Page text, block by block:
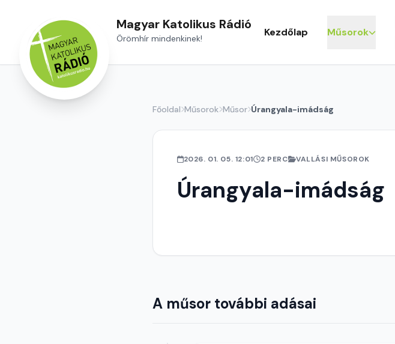
Magyar Katolikus Rádió
Örömhír mindenkinek! Kezdőlap Műsorok
Főoldal Műsorok Műsor Úrangyala-imádság
2026. 01. 05. 12:01 2 PERC VALLÁSI MŰSOROK
Úrangyala-imádság
A műsor további adásai